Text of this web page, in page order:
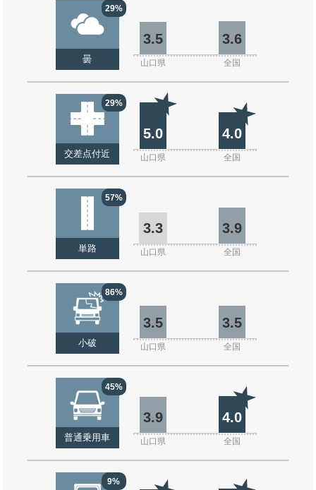
29%
曇
3.5 3.6
山口県 全国
29%
交差点付近
5.0 4.0
山口県 全国
57%
単路
3.3 3.9
山口県 全国
86%
小破
3.5 3.5
山口県 全国
45%
普通乗用車
3.9 4.0
山口県 全国
9%